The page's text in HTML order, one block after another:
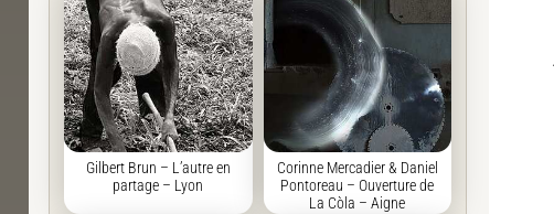
Gilbert Brun – L’autre en
partage – Lyon
Corinne Mercadier & Daniel
Pontoreau – Ouverture de
La Còla – Aigne